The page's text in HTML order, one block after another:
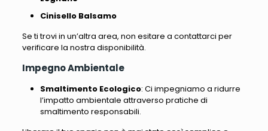
Cinisello Balsamo
Se ti trovi in un’altra area, non esitare a contattarci per
verificare la nostra disponibilità.
Impegno Ambientale
Smaltimento Ecologico: Ci impegniamo a ridurre
l’impatto ambientale attraverso pratiche di
smaltimento responsabili.